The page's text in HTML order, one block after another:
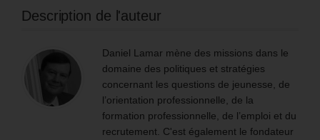
Description de l'auteur
Daniel Lamar mène des missions dans le
domaine des politiques et stratégies
concernant les questions de jeunesse, de
l’orientation professionnelle, de la
formation professionnelle, de l’emploi et du
recrutement. C'est également le fondateur